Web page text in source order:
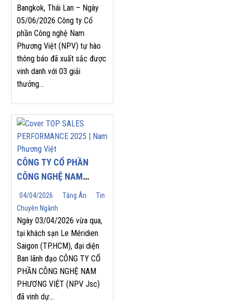
ASEAN PARTNERS’
APPRECIATION MEET
2026
Bangkok, Thái Lan – Ngày
05/06/2026 Công ty Cổ
phần Công nghệ Nam
Phương Việt (NPV) tự hào
thông báo đã xuất sắc được
vinh danh với 03 giải
thưởng...
CÔNG TY CỔ PHẦN
CÔNG NGHỆ NAM
PHƯƠNG VIỆT (NPV
JSC) TỰ HÀO ĐÓN
NHẬN GIẢI THƯỞNG
“TOP SALES
PERFORMANCE 2025”
TẠI HỘI NGHỊ NHÀ
PHÂN PHỐI YASKAWA
2026
04/04/2026 Tăng Ân
Tin
Chuyên Ngành
Ngày 03/04/2026 vừa qua,
tại khách sạn Le Méridien
Saigon (TP.HCM), đại diện
Ban lãnh đạo CÔNG TY CỔ
PHẦN CÔNG NGHỆ NAM
PHƯƠNG VIỆT (NPV Jsc)
đã vinh dự...